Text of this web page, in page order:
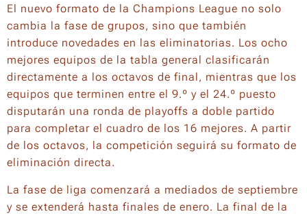
El nuevo formato de la Champions League no solo
cambia la fase de grupos, sino que también
introduce novedades en las eliminatorias. Los ocho
mejores equipos de la tabla general clasificarán
directamente a los octavos de final, mientras que los
equipos que terminen entre el 9.º y el 24.º puesto
disputarán una ronda de playoffs a doble partido
para completar el cuadro de los 16 mejores. A partir
de los octavos, la competición seguirá su formato de
eliminación directa.
La fase de liga comenzará a mediados de septiembre
y se extenderá hasta finales de enero. La final de la